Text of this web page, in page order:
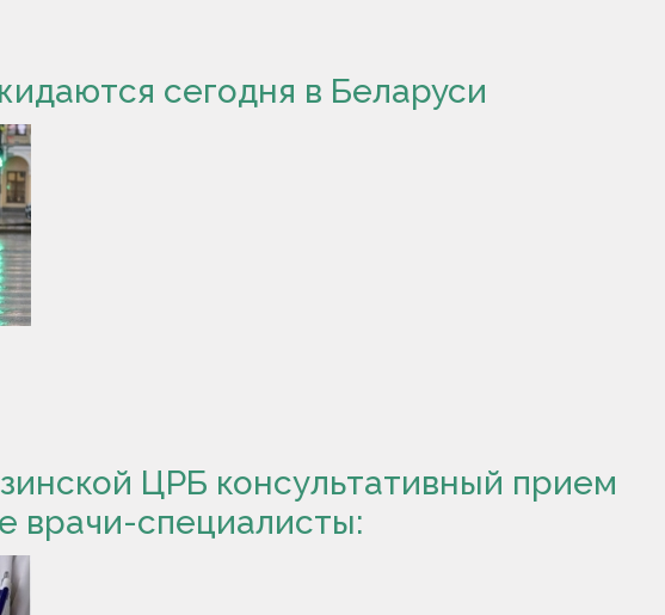
сегодня в Беларуси
ЦРБ консультативный прием
врачи-специалисты: